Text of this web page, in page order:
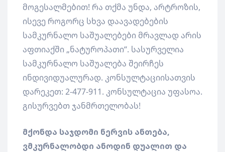
მოგესალმებით! რა თქმა უნდა, არტროზის,
ისევე როგორც სხვა დაავადებების
სამკურნალო საშუალებები მრავლად არის
აფთიაქში „ნატუროპათი“. სასურველია
სამკურნალო საშუალება შეირჩეს
ინდივიდუალურად. კონსულტაციისათვის
დარეკეთ: 2-477-911. კონსულტაცია უფასოა.
გისურვებთ ჯანმრთელობას!
მქონდა საჯდომი ნერვის ანთება,
ვმკურნალობდი ანოდინ დუალით და